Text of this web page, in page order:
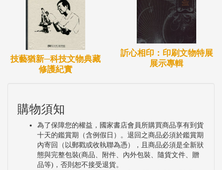
技藝猶新─科技文物典藏
修護紀實
訢心相印：印刷文物特展
展示專輯
購物須知
為了保障您的權益，國家書店會員所購買商品享有到貨
十天的鑑賞期（含例假日）。退回之商品必須於鑑賞期
內寄回（以郵戳或收執聯為憑），且商品必須是全新狀
態與完整包裝(商品、附件、內外包裝、隨貨文件、贈
品等)，否則恕不接受退貨。